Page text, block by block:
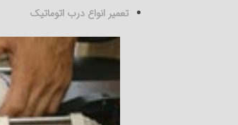
تعمیر انواع درب اتوماتیک